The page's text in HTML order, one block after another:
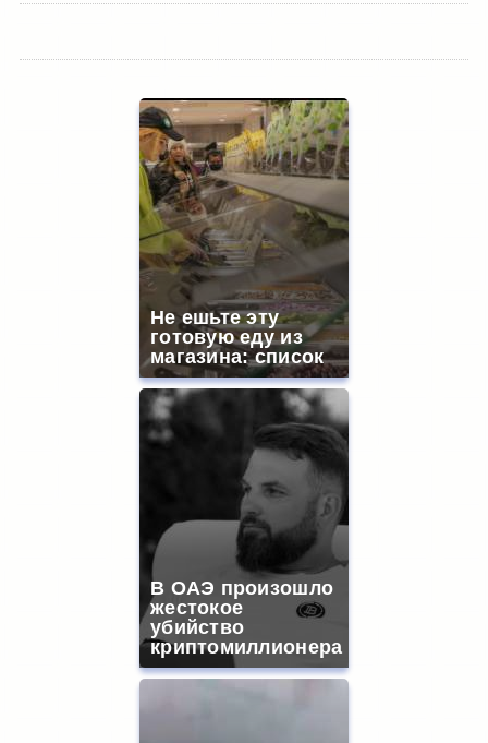
Не ешьте эту
готовую еду из
магазина: список
В ОАЭ произошло
жестокое
убийство
криптомиллионера